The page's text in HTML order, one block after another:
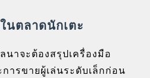
นตลาดนักเตะ
นาจะต้องสรุปเครื่องมือ
ารขายผู้เล่นระดับเล็กก่อน